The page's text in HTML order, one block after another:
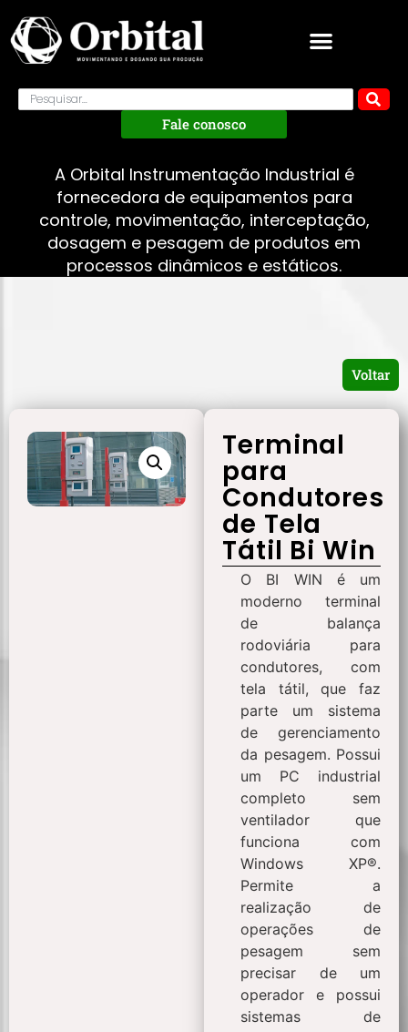
Fale conosco
A Orbital Instrumentação Industrial é
fornecedora de equipamentos para
controle, movimentação, interceptação,
dosagem e pesagem de produtos em
processos dinâmicos e estáticos.
Voltar
Terminal
para
Condutores
de Tela
Tátil Bi Win
O BI WIN é um
moderno terminal
de balança
rodoviária para
condutores, com
tela tátil, que faz
parte um sistema
de gerenciamento
da pesagem. Possui
um PC industrial
completo sem
ventilador que
funciona com
Windows XP®.
Permite a
realização de
operações de
pesagem sem
precisar de um
operador e possui
sistemas de